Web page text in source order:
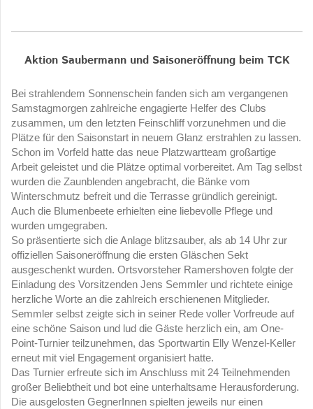
Aktion Saubermann und Saisoneröffnung beim TCK
Bei strahlendem Sonnenschein fanden sich am vergangenen
Samstagmorgen zahlreiche engagierte Helfer des Clubs
zusammen, um den letzten Feinschliff vorzunehmen und die
Plätze für den Saisonstart in neuem Glanz erstrahlen zu lassen.
Schon im Vorfeld hatte das neue Platzwartteam großartige
Arbeit geleistet und die Plätze optimal vorbereitet. Am Tag selbst
wurden die Zaunblenden angebracht, die Bänke vom
Winterschmutz befreit und die Terrasse gründlich gereinigt.
Auch die Blumenbeete erhielten eine liebevolle Pflege und
wurden umgegraben.
So präsentierte sich die Anlage blitzsauber, als ab 14 Uhr zur
offiziellen Saisoneröffnung die ersten Gläschen Sekt
ausgeschenkt wurden. Ortsvorsteher Ramershoven folgte der
Einladung des Vorsitzenden Jens Semmler und richtete einige
herzliche Worte an die zahlreich erschienenen Mitglieder.
Semmler selbst zeigte sich in seiner Rede voller Vorfreude auf
eine schöne Saison und lud die Gäste herzlich ein, am One-
Point-Turnier teilzunehmen, das Sportwartin Elly Wenzel-Keller
erneut mit viel Engagement organisiert hatte.
Das Turnier erfreute sich im Anschluss mit 24 Teilnehmenden
großer Beliebtheit und bot eine unterhaltsame Herausforderung.
Die ausgelosten GegnerInnen spielten jeweils nur einen